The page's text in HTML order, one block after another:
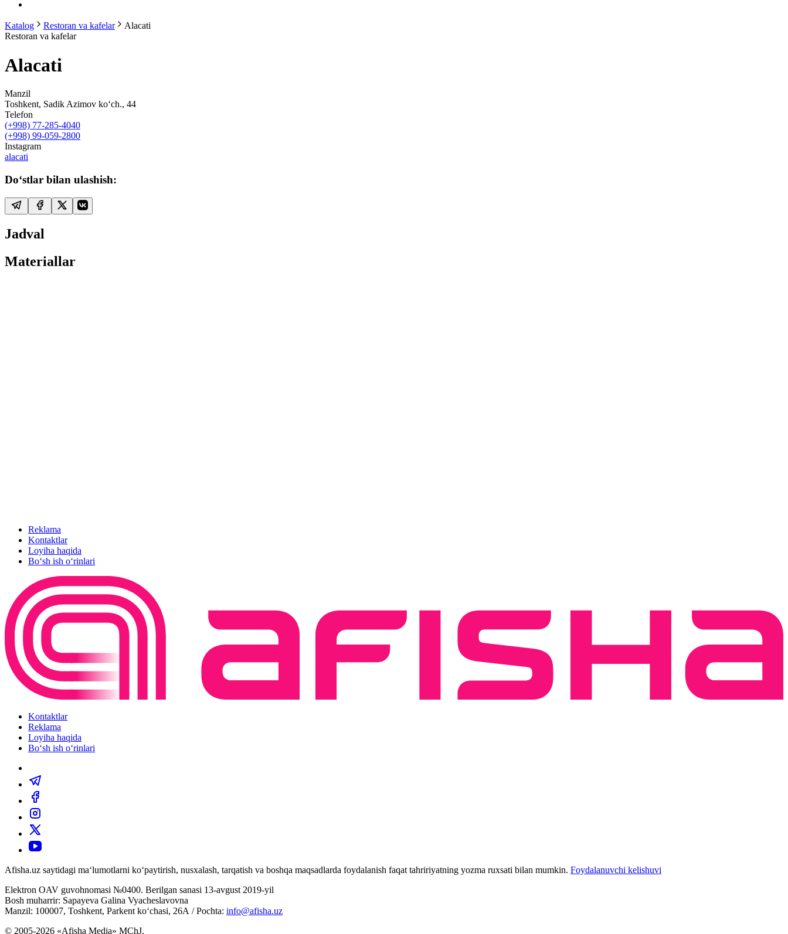
Katalog Restoran va kafelar
Alacati
Restoran va kafelar
Alacati
Manzil
Toshkent, Sadik Azimov ko‘ch., 44
Telefon
(+998) 77-285-4040
(+998) 99-059-2800
Instagram
alacati
Do‘stlar bilan ulashish:
Jadval
Materiallar
Reklama
Kontaktlar
Loyiha haqida
Bo‘sh ish o‘rinlari
Kontaktlar
Reklama
Loyiha haqida
Bo‘sh ish o‘rinlari
Afisha.uz saytidagi ma‘lumotlarni ko‘paytirish, nusxalash, tarqatish va boshqa maqsadlarda foydalanish faqat tahririyatning yozma ruxsati bilan mumkin. Foydalanuvchi kelishuvi
Elektron OAV guvohnomasi №0400. Berilgan sanasi 13-avgust 2019-yil
Bosh muharrir: Sapayeva Galina Vyacheslavovna
Manzil: 100007, Toshkent, Parkent ko‘chasi, 26А / Pochta: info@afisha.uz
© 2005-2026 «Afisha Media» MChJ.